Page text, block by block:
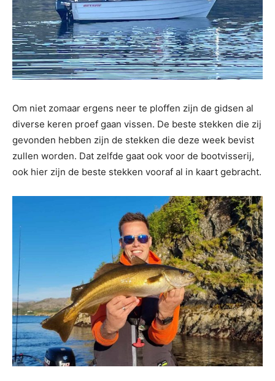
Om niet zomaar ergens neer te ploffen zijn de gidsen al
diverse keren proef gaan vissen. De beste stekken die zij
gevonden hebben zijn de stekken die deze week bevist
zullen worden. Dat zelfde gaat ook voor de bootvisserij,
ook hier zijn de beste stekken vooraf al in kaart gebracht.